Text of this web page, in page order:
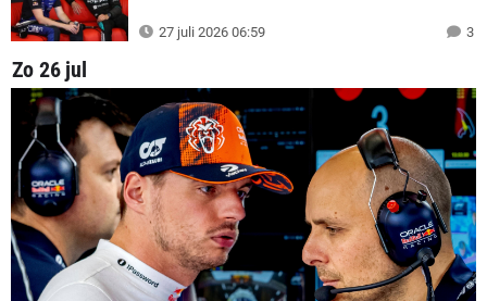
27 juli 2026 06:59 3
Zo 26 jul